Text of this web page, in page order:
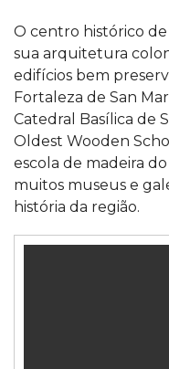
O centro histórico de
sua arquitetura
edifícios bem
Fortaleza de San
Catedral Basílica de
Oldest Wooden
escola de madeira
muitos museus e
história da região.